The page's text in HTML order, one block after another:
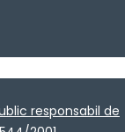
responsabil de